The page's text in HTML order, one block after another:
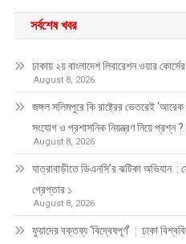
সর্বশেষ খবর
ঢাকায় ২য় বাংলাদেশ লিবারেশন ওয়ার
August 8, 2026
জঙ্গল সলিমপুরে কি রাষ্ট্রের ভেতরেই
সংযোগ ও প্রশাসনিক নিয়ন্ত্রণ নিয়ে প্রশ্ন ?
August 8, 2026
যাত্রাবাড়ীতে ডিএনসি’র ঝটিকা অভিযান
গ্রেপ্তার ১
August 8, 2026
ফুয়াদের বক্তব্য ‘বিদ্বেষপূর্ণ’ : ঢাকা